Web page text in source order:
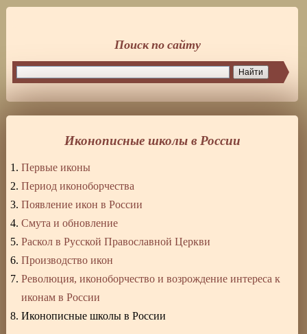
Иконописные школы в России
Первые иконы
Период иконоборчества
Появление икон в России
Смута и обновление
Раскол в Русской Православной Церкви
Производство икон
Революция, иконоборчество и возрождение интереса к
иконам в России
Иконописные школы в России
Поиск по сайту